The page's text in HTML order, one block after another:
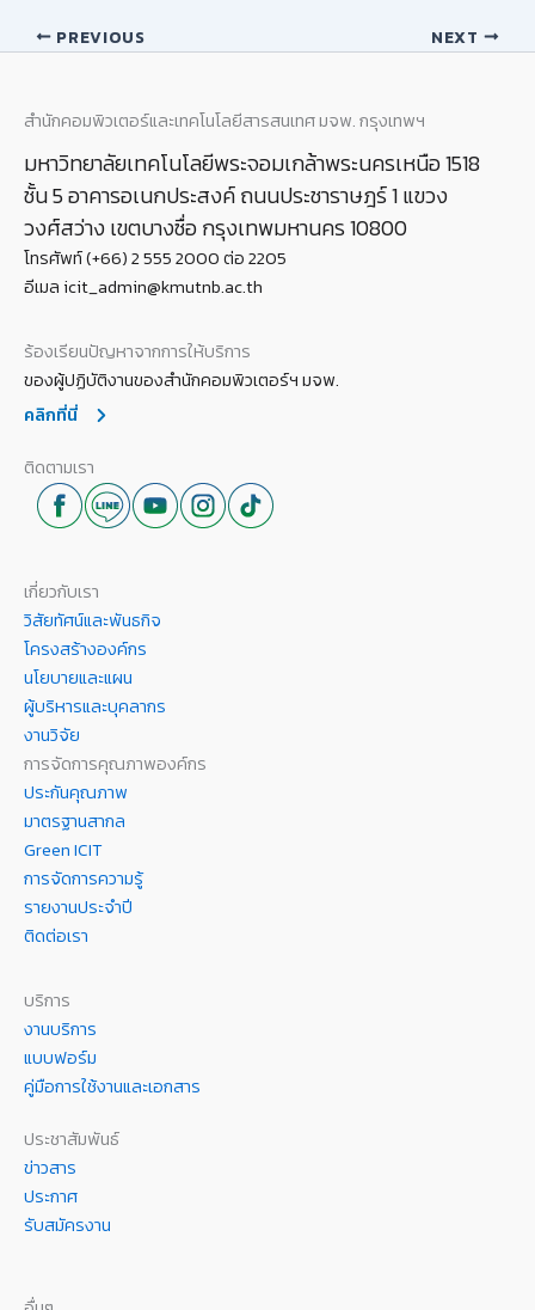
PREVIOUS NEXT
สำนักคอมพิวเตอร์และเทคโนโลยีสารสนเทศ มจพ. กรุงเทพฯ
มหาวิทยาลัยเทคโนโลยีพระจอมเกล้าพระนครเหนือ 1518
ชั้น 5 อาคารอเนกประสงค์ ถนนประชาราษฎร์ 1 แขวง
วงศ์สว่าง เขตบางซื่อ กรุงเทพมหานคร 10800
โทรศัพท์ (+66) 2 555 2000 ต่อ 2205
อีเมล icit_admin@kmutnb.ac.th
ร้องเรียนปัญหาจากการให้บริการ
ของผู้ปฏิบัติงานของสำนักคอมพิวเตอร์ฯ มจพ.
คลิกที่นี่
ติดตามเรา
เกี่ยวกับเรา
วิสัยทัศน์และพันธกิจ
โครงสร้างองค์กร
นโยบายและแผน
ผู้บริหารและบุคลากร
งานวิจัย
การจัดการคุณภาพองค์กร
ประกันคุณภาพ
มาตรฐานสากล
Green ICIT
การจัดการความรู้
รายงานประจำปี
ติดต่อเรา
บริการ
งานบริการ
แบบฟอร์ม
คู่มือการใช้งานและเอกสาร
ประชาสัมพันธ์
ข่าวสาร
ประกาศ
รับสมัครงาน